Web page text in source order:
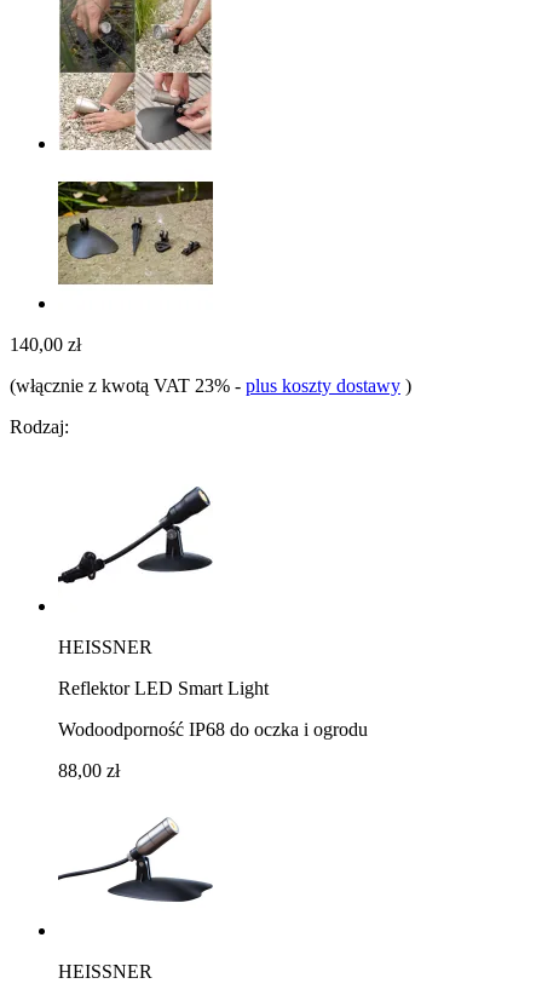
140,00 zł
(włącznie z kwotą VAT 23% - plus koszty dostawy )
Rodzaj:
HEISSNER
Reflektor LED Smart Light
Wodoodporność IP68 do oczka i ogrodu
88,00 zł
HEISSNER